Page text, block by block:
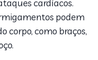
cardíacos.
podem
corpo, como braços,